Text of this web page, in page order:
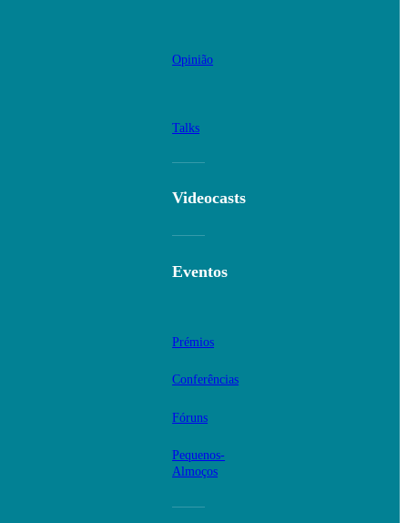
Opinião
Talks
Videocasts
Eventos
Prémios
Conferências
Fóruns
Pequenos-
Almoços